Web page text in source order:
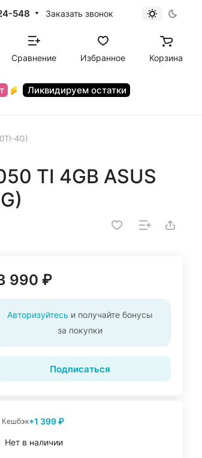
548 Заказать звонок
Сравнение Избранное Корзина
Ликвидируем остатки
4G)
TI 4GB ASUS
990 ₽
Авторизуйтесь и получайте бонусы
за покупки
Подписаться
Кешбэк+1 399 ₽
Нет в наличии